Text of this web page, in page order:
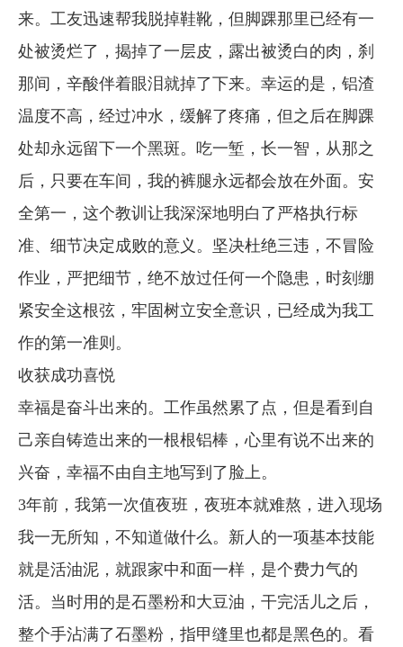
来。工友迅速帮我脱掉鞋靴，但脚踝那里已经有一
处被烫烂了，揭掉了一层皮，露出被烫白的肉，刹
那间，辛酸伴着眼泪就掉了下来。幸运的是，铝渣
温度不高，经过冲水，缓解了疼痛，但之后在脚踝
处却永远留下一个黑斑。吃一堑，长一智，从那之
后，只要在车间，我的裤腿永远都会放在外面。安
全第一，这个教训让我深深地明白了严格执行标
准、细节决定成败的意义。坚决杜绝三违，不冒险
作业，严把细节，绝不放过任何一个隐患，时刻绷
紧安全这根弦，牢固树立安全意识，已经成为我工
作的第一准则。
收获成功喜悦
幸福是奋斗出来的。工作虽然累了点，但是看到自
己亲自铸造出来的一根根铝棒，心里有说不出来的
兴奋，幸福不由自主地写到了脸上。
3年前，我第一次值夜班，夜班本就难熬，进入现场
我一无所知，不知道做什么。新人的一项基本技能
就是活油泥，就跟家中和面一样，是个费力气的
活。当时用的是石墨粉和大豆油，干完活儿之后，
整个手沾满了石墨粉，指甲缝里也都是黑色的。看